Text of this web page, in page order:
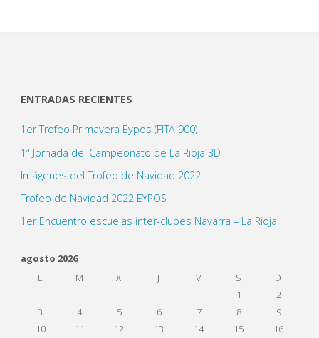
ENTRADAS RECIENTES
1er Trofeo Primavera Eypos (FITA 900)
1ª Jornada del Campeonato de La Rioja 3D
Imágenes del Trofeo de Navidad 2022
Trofeo de Navidad 2022 EYPOS
1er Encuentro escuelas inter-clubes Navarra – La Rioja
agosto 2026
L
M X J V S
D
1
2
3
4 5 6 7 8
9
10
11 12 13 14 15
16